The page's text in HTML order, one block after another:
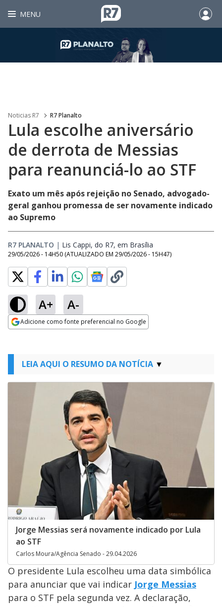
MENU
Noticias R7 R7 Planalto
Lula escolhe aniversário
de derrota de Messias
para reanunciá-lo ao STF
Exato um mês após rejeição no Senado, advogado-
geral ganhou promessa de ser novamente indicado
ao Supremo
R7 PLANALTO | Lis Cappi, do R7, em Brasília
29/05/2026 - 14H50 (ATUALIZADO EM 29/05/2026 - 15H47)
A+ A-
Adicione como fonte preferencial no Google
LEIA AQUI O RESUMO DA NOTÍCIA
Jorge Messias será novamente indicado por Lula
ao STF
Carlos Moura/Agência Senado - 29.04.2026
O presidente Lula escolheu uma data simbólica
para anunciar que vai indicar Jorge Messias
para o STF pela segunda vez. A declaração,